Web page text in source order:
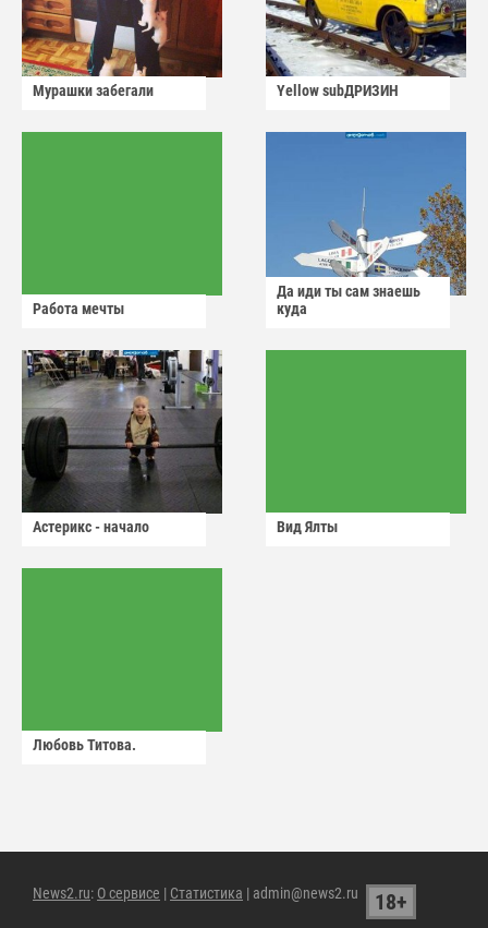
Мурашки забегали Yellow subДРИЗИН
Работа мечты
Да иди ты сам знаешь
куда
Астерикс - начало Вид Ялты
Любовь Титова.
News2.ru: О сервисе | Статистика | admin@news2.ru 18+